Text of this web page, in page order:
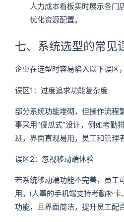
人力成本看板实时展示各门
优化资源配置。
七、系统选型的常见
企业在选型时容易陷入以下误区
误区1：过度追求功能复杂度
部分系统功能堆砌，但操作流程
事采用“傻瓜式”设计，例如考勤
班，界面直观易用，员工和管理
误区2：忽视移动端体验
若系统移动端功能不完善，员工
用。i人事的手机端支持考勤补
功能，且界面简洁，提升员工配